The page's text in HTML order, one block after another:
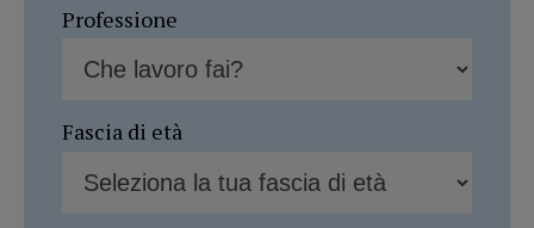
Professione
Fascia di età